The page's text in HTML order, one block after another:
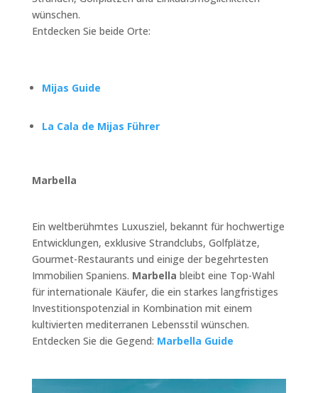
wünschen.
Entdecken Sie beide Orte:
Mijas Guide
La Cala de Mijas Führer
Marbella
Ein weltberühmtes Luxusziel, bekannt für hochwertige
Entwicklungen, exklusive Strandclubs, Golfplätze,
Gourmet-Restaurants und einige der begehrtesten
Immobilien Spaniens. Marbella bleibt eine Top-Wahl
für internationale Käufer, die ein starkes langfristiges
Investitionspotenzial in Kombination mit einem
kultivierten mediterranen Lebensstil wünschen.
Entdecken Sie die Gegend: Marbella Guide